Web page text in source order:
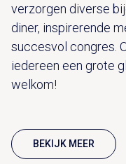
verzorgen diverse
diner, inspirerende
succesvol congres.
iedereen een grote
welkom!
BEKIJK MEER